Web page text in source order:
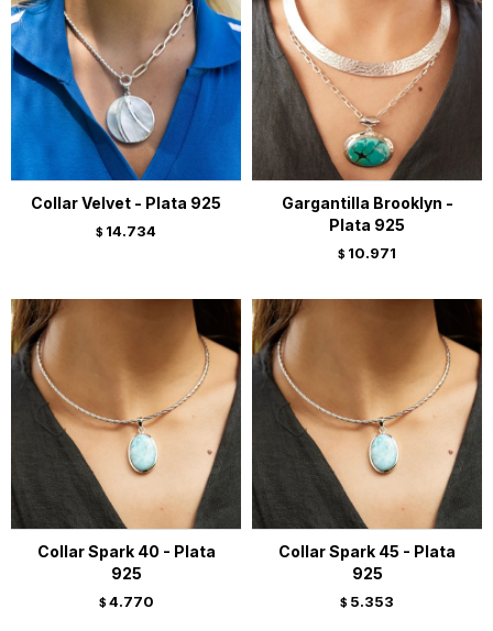
Collar Velvet - Plata 925
$ 14.734
Gargantilla Brooklyn -
Plata 925
$ 10.971
Collar Spark 40 - Plata
925
$ 4.770
Collar Spark 45 - Plata
925
$ 5.353